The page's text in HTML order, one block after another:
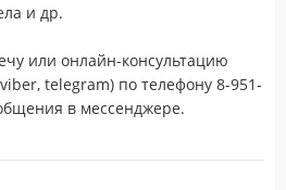
и др.
или онлайн-консультацию
telegram) по телефону 8-951-
в мессенджере.